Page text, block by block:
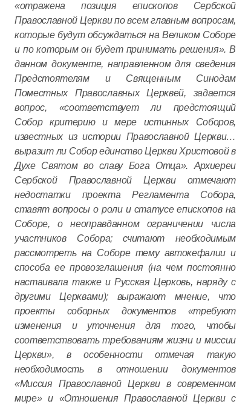
«отражена позиция епископов Сербской
Православной Церкви по всем главным вопросам,
которые будут обсуждаться на Великом Соборе
и по которым он будет принимать решения». В
данном документе, направленном для сведения
Предстоятелям и Священным Синодам
Поместных Православных Церквей, задается
вопрос, «соответствует ли предстоящий
Собор критерию и мере истинных Соборов,
известных из истории Православной Церкви…
выразит ли Собор единство Церкви Христовой в
Духе Святом во славу Бога Отца». Архиереи
Сербской Православной Церкви отмечают
недостатки проекта Регламента Собора,
ставят вопросы о роли и статусе епископов на
Соборе, о неоправданном ограничении числа
участников Собора; считают необходимым
рассмотреть на Соборе тему автокефалии и
способа ее провозглашения (на чем постоянно
настаивала также и Русская Церковь, наряду с
другими Церквами); выражают мнение, что
проекты соборных документов «требуют
изменения и уточнения для того, чтобы
соответствовать требованиям жизни и миссии
Церкви», в особенности отмечая такую
необходимость в отношении документов
«Миссия Православной Церкви в современном
мире» и «Отношения Православной Церкви с